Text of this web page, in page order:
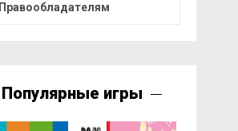
Правообладателям
Популярные игры